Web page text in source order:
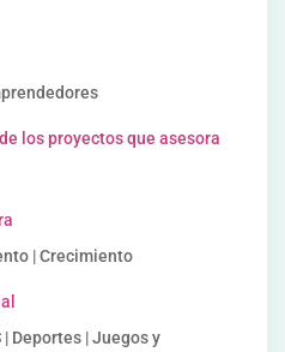
los proyectos que asesora
| Crecimiento
| Deportes | Juegos y